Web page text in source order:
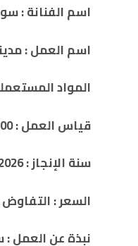
اسم الفنانة :
اسم العمل :
المواد
قياس العمل : cm
سنة الإنجاز :
السعر:التفاوض
نبذة عن العمل :